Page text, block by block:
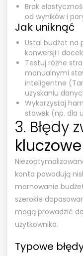
Brak
od wyników i
Jak uniknąć
Ustal budżet na
konwersji i
Testuj różne
manualnymi
inteligentne
uzyskaniu
Wykorzystaj
stawek (np. dla
3. Błędy
kluczowe
konta powodują
marnowanie
szerokie
mogą prowadzić
użytkownika.
Typowe